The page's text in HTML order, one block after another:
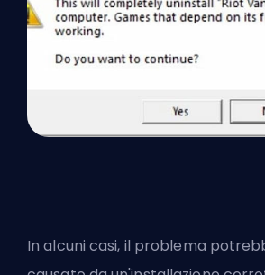
In alcuni casi, il problema